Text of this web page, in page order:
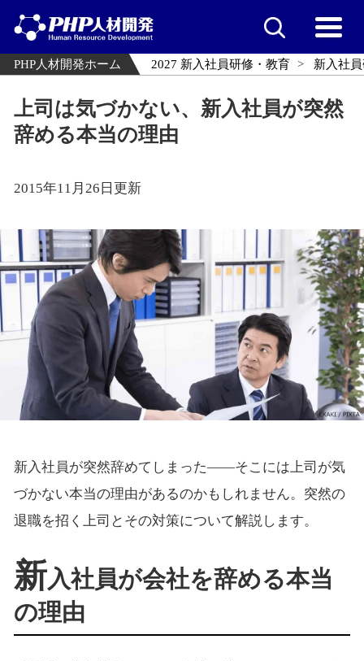
PHP人材開発ホーム 2027 新入社員研修・教育 新入社
上司は気づかない、新入社員が突然
辞める本当の理由
2015年11月26日更新
新入社員が突然辞めてしまった――そこには上司が気
づかない本当の理由があるのかもしれません。突然の
退職を招く上司とその対策について解説します。
新入社員が会社を辞める本当
の理由